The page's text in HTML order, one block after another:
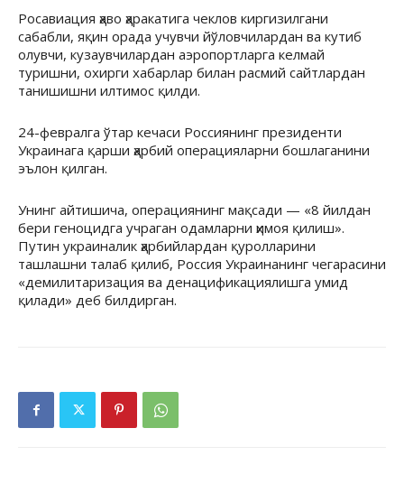
Росавиация ҳаво ҳаракатига чеклов киргизилгани
сабабли, яқин орада учувчи йўловчилардан ва кутиб
олувчи, кузаувчилардан аэропортларга келмай
туришни, охирги хабарлар билан расмий сайтлардан
танишишни илтимос қилди.
24-февралга ўтар кечаси Россиянинг президенти
Украинага қарши ҳарбий операцияларни бошлаганини
эълон қилган.
Унинг айтишича, операциянинг мақсади — «8 йилдан
бери геноцидга учраган одамларни ҳимоя қилиш».
Путин украиналик ҳарбийлардан қуролларини
ташлашни талаб қилиб, Россия Украинанинг чегарасини
«демилитаризация ва денацификациялишга умид
қилади» деб билдирган.